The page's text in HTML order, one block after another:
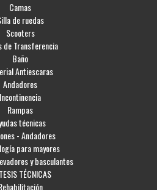
Camas
de ruedas
Scooters
de Transferencia
Baño
Antiescaras
Andadores
Incontinencia
Rampas
técnicas
- Andadores
para mayores
y basculantes
TÉCNICAS